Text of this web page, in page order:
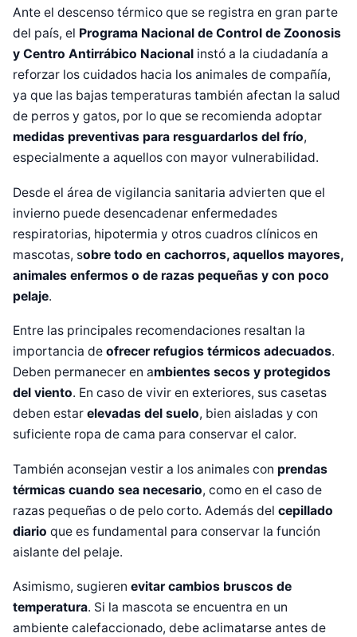
Ante el descenso térmico que se registra en gran parte
del país, el Programa Nacional de Control de Zoonosis
y Centro Antirrábico Nacional instó a la ciudadanía a
reforzar los cuidados hacia los animales de compañía,
ya que las bajas temperaturas también afectan la salud
de perros y gatos, por lo que se recomienda adoptar
medidas preventivas para resguardarlos del frío,
especialmente a aquellos con mayor vulnerabilidad.
Desde el área de vigilancia sanitaria advierten que el
invierno puede desencadenar enfermedades
respiratorias, hipotermia y otros cuadros clínicos en
mascotas, sobre todo en cachorros, aquellos mayores,
animales enfermos o de razas pequeñas y con poco
pelaje.
Entre las principales recomendaciones resaltan la
importancia de ofrecer refugios térmicos adecuados.
Deben permanecer en ambientes secos y protegidos
del viento. En caso de vivir en exteriores, sus casetas
deben estar elevadas del suelo, bien aisladas y con
suficiente ropa de cama para conservar el calor.
También aconsejan vestir a los animales con prendas
térmicas cuando sea necesario, como en el caso de
razas pequeñas o de pelo corto. Además del cepillado
diario que es fundamental para conservar la función
aislante del pelaje.
Asimismo, sugieren evitar cambios bruscos de
temperatura. Si la mascota se encuentra en un
ambiente calefaccionado, debe aclimatarse antes de